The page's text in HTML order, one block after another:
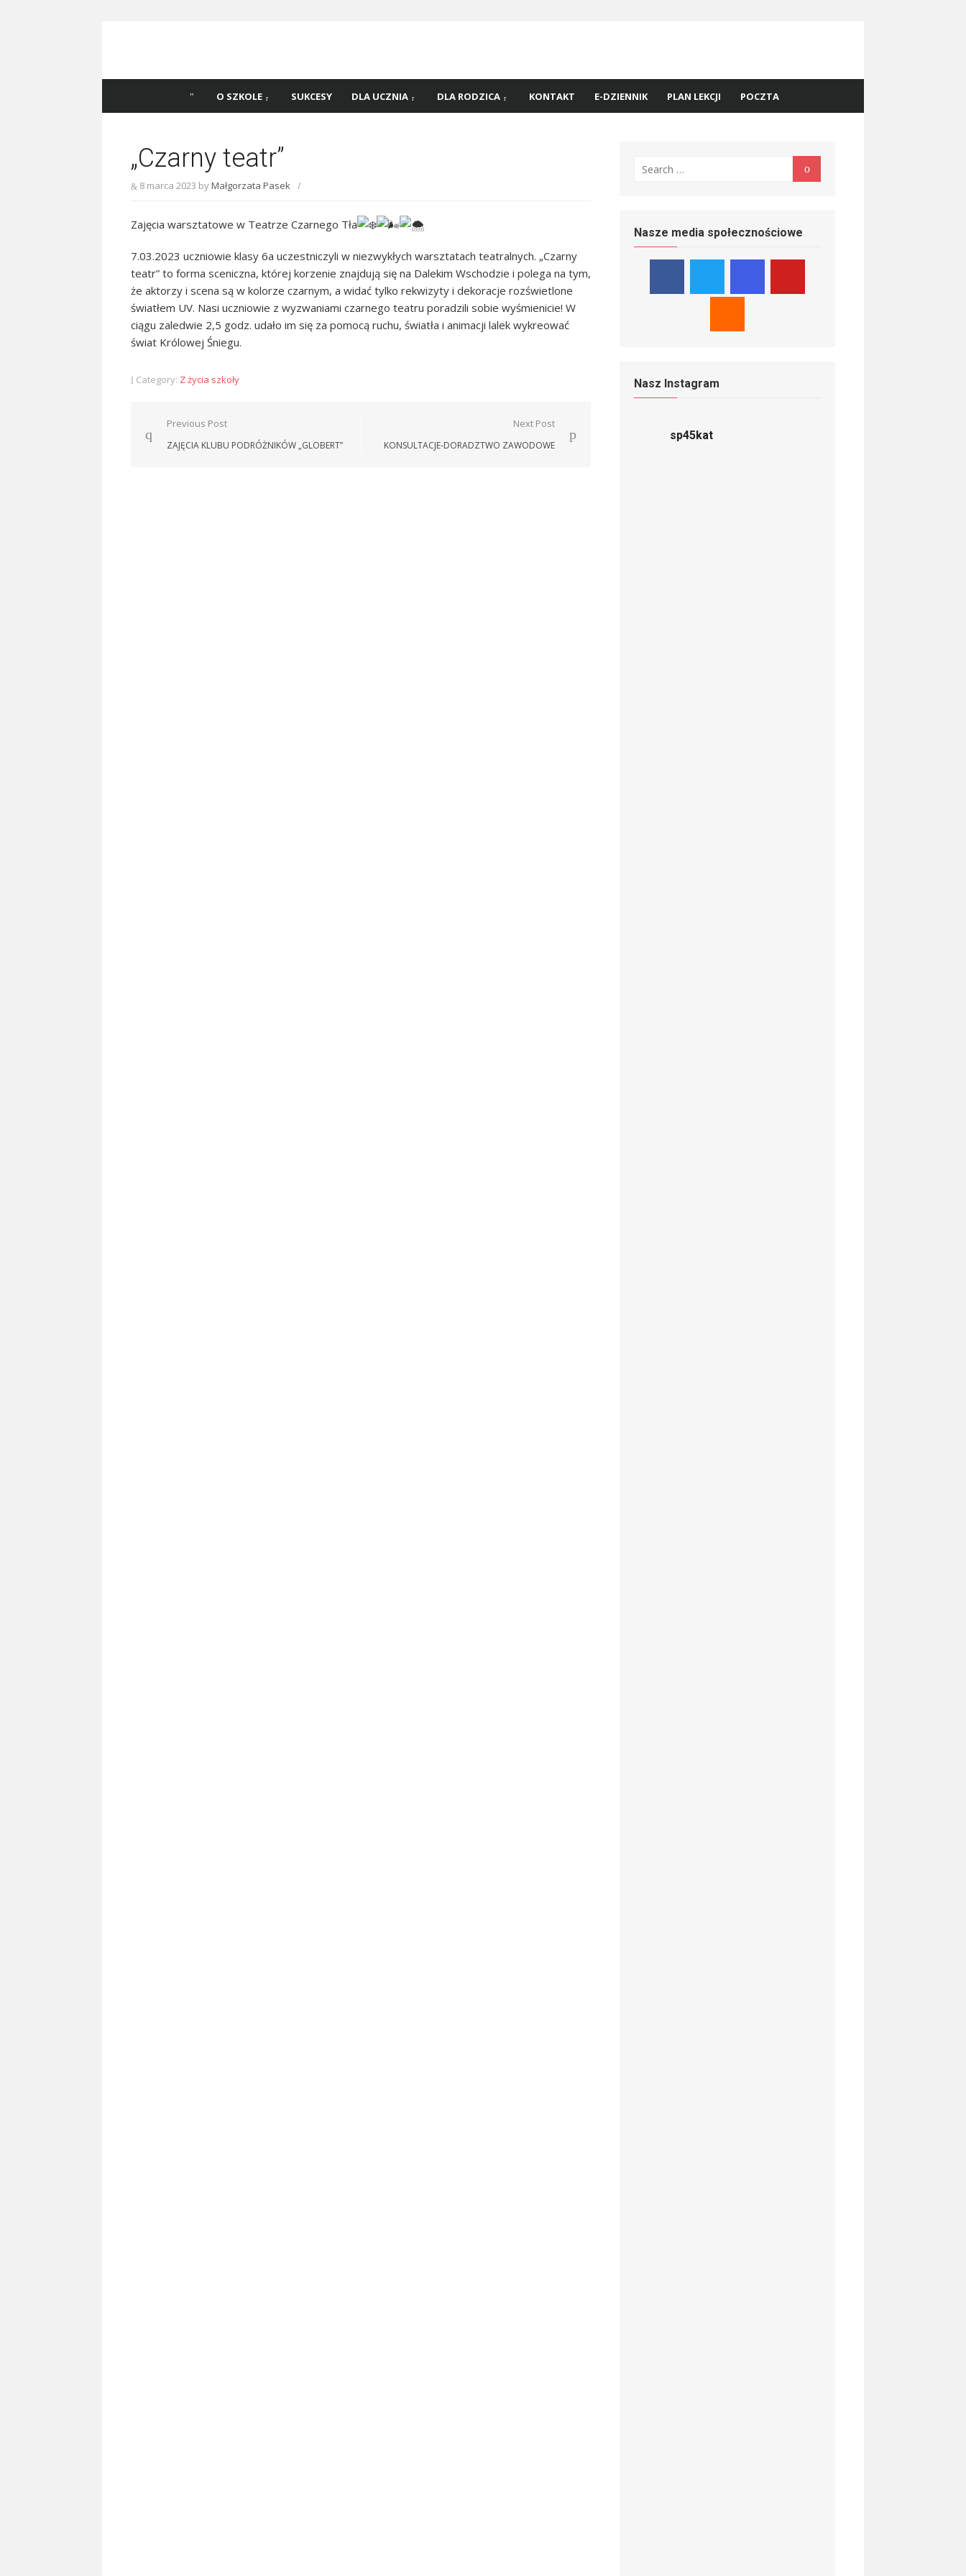
45 w Katowicach!
Katowicach
O SZKOLE SUKCESY DLA UCZNIA DLA RODZICA KONTAKT E-DZIENNIK PLAN LEKCJI POCZTA
„Czarny teatr”
8 marca 2023 byMałgorzata Pasek /
Zajęcia warsztatowe w Teatrze Czarnego Tła
7.03.2023 uczniowie klasy 6a uczestniczyli w niezwykłych warsztatach teatralnych. „Czarny
teatr” to forma sceniczna, której korzenie znajdują się na Dalekim Wschodzie i polega na tym,
że aktorzy i scena są w kolorze czarnym, a widać tylko rekwizyty i dekoracje rozświetlone
światłem UV. Nasi uczniowie z wyzwaniami czarnego teatru poradzili sobie wyśmienicie! W
ciągu zaledwie 2,5 godz. udało im się za pomocą ruchu, światła i animacji lalek wykreować
świat Królowej Śniegu.
Category: Z życia szkoły
Nawigacja
wpisu
Previous Post
ZAJĘCIA KLUBU PODRÓŻNIKÓW „GLOBERT”
Next Post
KONSULTACJE-DORADZTWO ZAWODOWE
for: Search
Nasze media społecznościowe
Nasz Instagram
sp45kat